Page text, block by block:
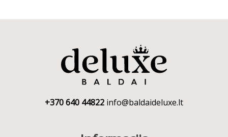
+370 640 44822 info@baldaideluxe.lt